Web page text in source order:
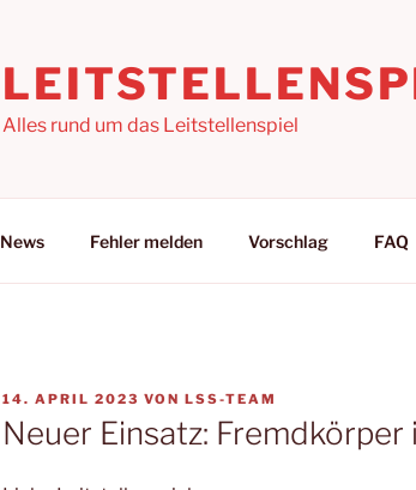
Alles rund um das Leitstellenspiel
News Fehler melden Vorschlag FAQ
VERÖFFENTLICHT
AM
14. APRIL 2023 VON LSS-TEAM
Neuer Einsatz: